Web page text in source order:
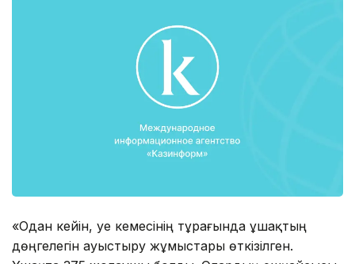
«Одан кейін, әуе кемесінің тұрағында ұшақтың
дөңгелегін ауыстыру жұмыстары өткізілген.